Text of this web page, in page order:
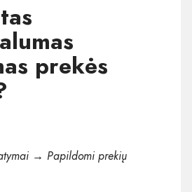
prekės
→ Papildomi prekių